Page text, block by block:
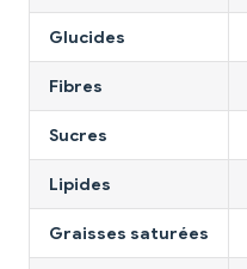
Glucides
Fibres
Sucres
Lipides
Graisses saturées